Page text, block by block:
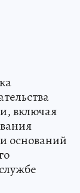
включая
оснований